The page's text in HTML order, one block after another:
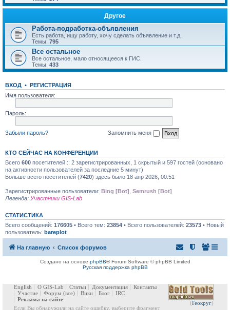
Другое
Работа-подработка-объявления
Есть работа, ищу работу, хочу сделать объявление и т.д.
Темы: 795
Все остальное
Все остальное, мало относящееся к ГИС.
Темы: 433
ВХОД • РЕГИСТРАЦИЯ
Имя пользователя:
Пароль:
Забыли пароль? Запомнить меня
КТО СЕЙЧАС НА КОНФЕРЕНЦИИ
Всего 600 посетителей :: 2 зарегистрированных, 1 скрытый и 597 гостей (основано
на активности пользователей за последние 5 минут)
Больше всего посетителей (7420) здесь было 18 апр 2026, 00:51
Зарегистрированные пользователи: Bing [Bot] Semrush [Bot]
Легенда: Участники GIS-Lab
СТАТИСТИКА
Всего сообщений: 176605 • Всего тем: 23854 • Всего пользователей: 23573 • Новый
пользователь: bareplot
На главную Список форумов
Создано на основе phpBB® Forum Software © phpBB Limited
Русская поддержка phpBB
(Геокруг)
English О GIS-Lab Статьи Документация
Контакты
Участие
Форум (все) Вики Блог
IRC
Реклама на сайте
Если Вы обнаружили на сайте ошибку, выберите фрагмент